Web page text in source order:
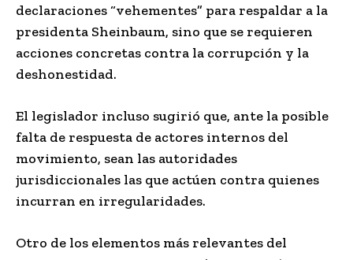
declaraciones “vehementes” para respaldar a la
presidenta Sheinbaum, sino que se requieren
acciones concretas contra la corrupción y la
deshonestidad.
El legislador incluso sugirió que, ante la posible
falta de respuesta de actores internos del
movimiento, sean las autoridades
jurisdiccionales las que actúen contra quienes
incurran en irregularidades.
Otro de los elementos más relevantes del